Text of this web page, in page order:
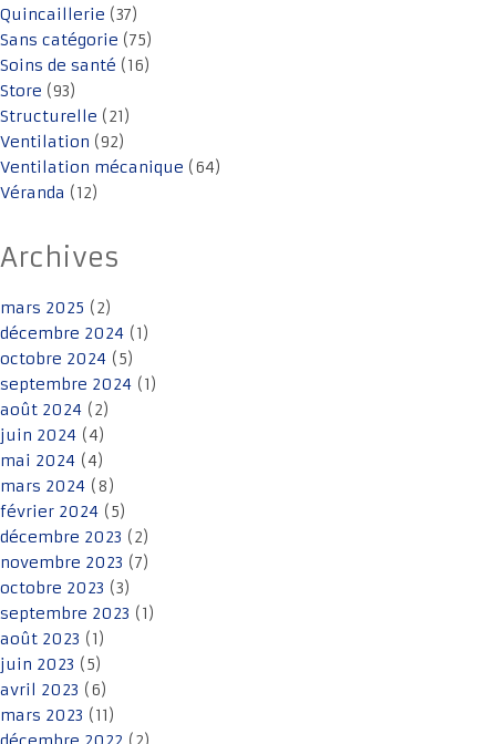
Quincaillerie (37)
Sans catégorie (75)
Soins de santé (16)
Store (93)
Structurelle (21)
Ventilation (92)
Ventilation mécanique (64)
Véranda (12)
Archives
mars 2025 (2)
décembre 2024 (1)
octobre 2024 (5)
septembre 2024 (1)
août 2024 (2)
juin 2024 (4)
mai 2024 (4)
mars 2024 (8)
février 2024 (5)
décembre 2023 (2)
novembre 2023 (7)
octobre 2023 (3)
septembre 2023 (1)
août 2023 (1)
juin 2023 (5)
avril 2023 (6)
mars 2023 (11)